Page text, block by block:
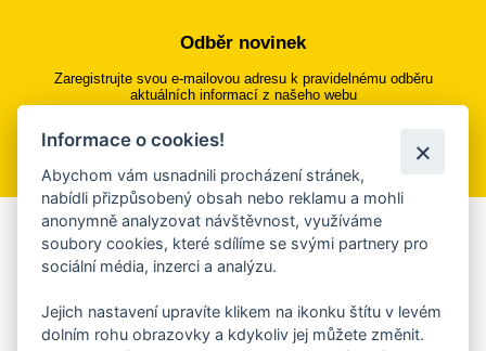
Odběr novinek
Zaregistrujte svou e-mailovou adresu k pravidelnému odběru
aktuálních informací z našeho webu
Přihlásit se k odběru
Aplikace Mobilní rozhlas
Chcete dostávat do svého mobilu či mailu upozornění na
ankety, pozvánky na kulturní a sportovní akce?
Více informací o aplikaci
Informace o cookies!
Abychom vám usnadnili procházení stránek,
nabídli přizpůsobený obsah nebo reklamu a mohli
anonymně analyzovat návštěvnost, využíváme
soubory cookies, které sdílíme se svými partnery pro
sociální média, inzerci a analýzu.
Jejich nastavení upravíte klikem na ikonku štítu v levém
dolním rohu obrazovky a kdykoliv jej můžete změnit.